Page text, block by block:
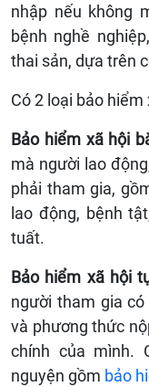
nhập nếu không
bệnh nghề
thai sản, dựa trên
Có 2 loại bảo hiểm
Bảo hiểm xã hội
mà người lao
phải tham gia,
lao động, bệnh
tuất.
Bảo hiểm xã hội
người tham gia
và phương thức
chính của mình.
nguyện gồm bảo